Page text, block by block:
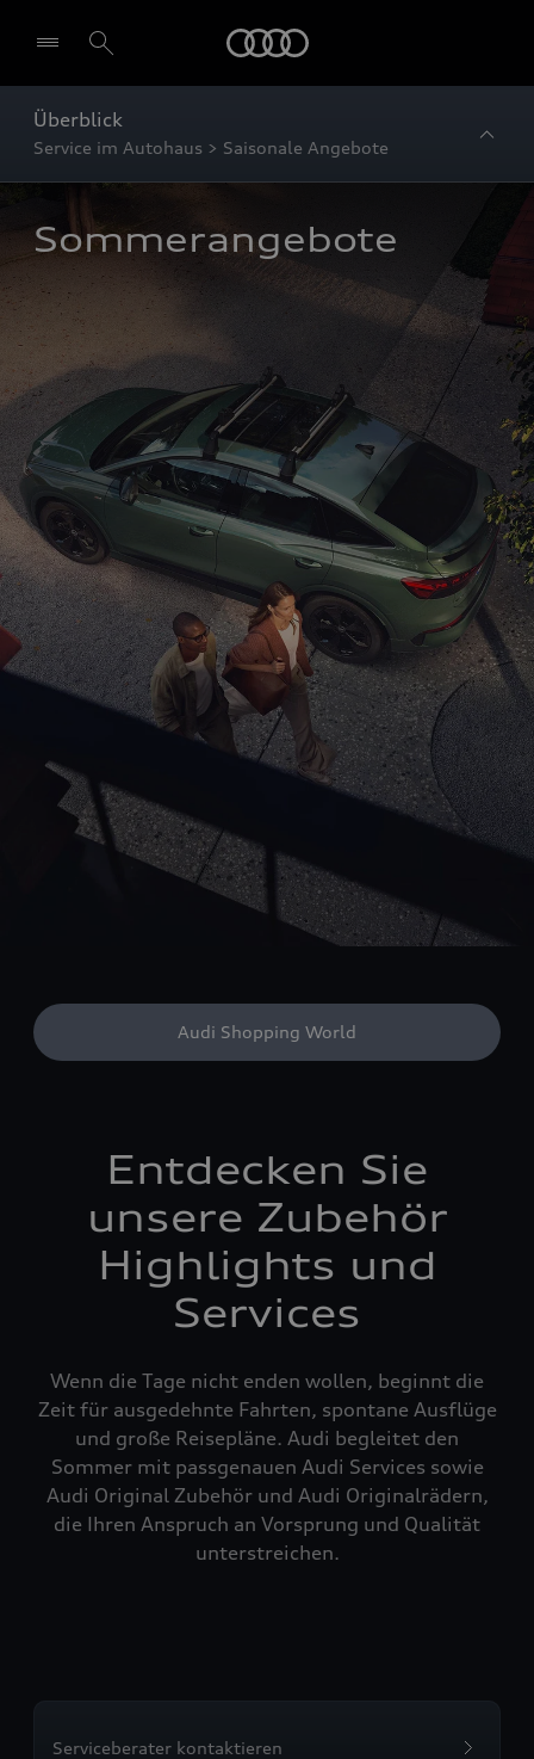
Überblick
Service im Autohaus > Saisonale Angebote
Sommerangebote
Audi Shopping World
Entdecken Sie
unsere Zubehör
Highlights und
Services
Wenn die Tage nicht enden wollen, beginnt die
Zeit für ausgedehnte Fahrten, spontane Ausflüge
und große Reisepläne. Audi begleitet den
Sommer mit passgenauen Audi Services sowie
Audi Original Zubehör und Audi Originalrädern,
die Ihren Anspruch an Vorsprung und Qualität
unterstreichen.
Serviceberater kontaktieren